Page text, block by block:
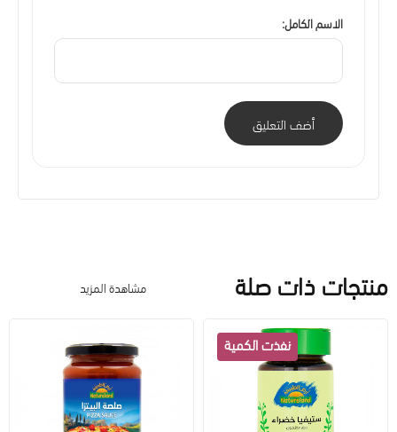
الاسم الكامل:
أضف التعليق
منتجات ذات صلة مشاهدة المزيد